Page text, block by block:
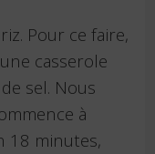
Pour ce faire,
casserole
sel. Nous
à
18 minutes,